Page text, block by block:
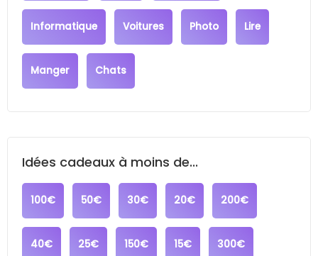
Informatique Voitures Photo Lire
Manger Chats
Idées cadeaux à moins de...
100€ 50€ 30€ 20€ 200€
40€ 25€ 150€ 15€ 300€